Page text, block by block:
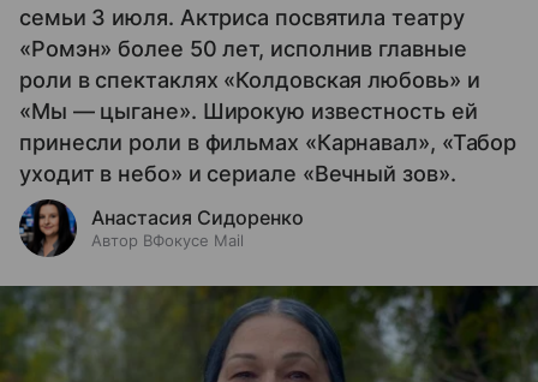
семьи 3 июля. Актриса посвятила театру
«Ромэн» более 50 лет, исполнив главные
роли в спектаклях «Колдовская любовь» и
«Мы — цыгане». Широкую известность ей
принесли роли в фильмах «Карнавал», «Табор
уходит в небо» и сериале «Вечный зов».
Анастасия Сидоренко
Автор ВФокусе Mail